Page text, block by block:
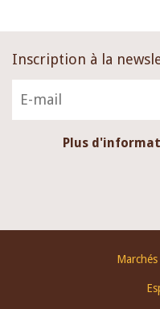
Inscription à la
Plus